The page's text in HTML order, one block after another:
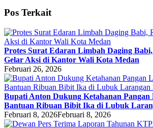
Pos Terkait
Protes Surat Edaran Limbah Daging
Gelar Aksi di Kantor Wali Kota Medan
Februari 26, 2026
Bupati Anton Dukung Ketahanan Pangan
Bantuan Ribuan Bibit Ika di Lubuk
Februari 8, 2026Februari 8, 2026